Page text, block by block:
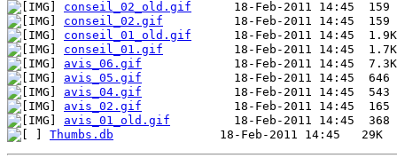
conseil_02_old.gif
conseil_02.gif
conseil_01_old.gif
conseil_01.gif
avis_06.gif
avis_05.gif
avis_04.gif
avis_02.gif
avis_01_old.gif
Thumbs.db